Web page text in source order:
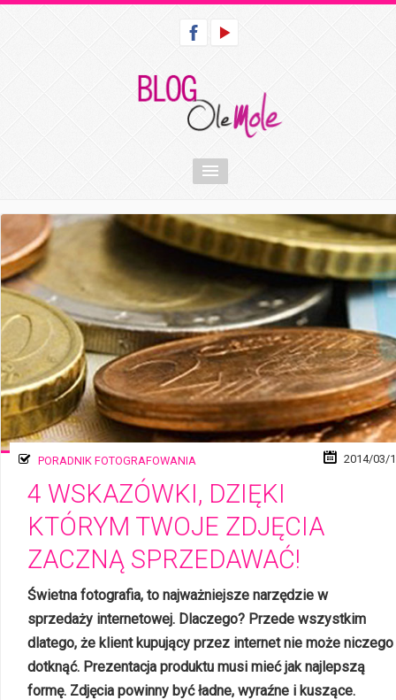
PORADNIK FOTOGRAFOWANIA 2014/03/
4 WSKAZÓWKI, DZIĘKI
KTÓRYM TWOJE ZDJĘCIA
ZACZNĄ SPRZEDAWAĆ!
Świetna fotografia, to najważniejsze narzędzie w
sprzedaży internetowej. Dlaczego? Przede wszystkim
dlatego, że klient kupujący przez internet nie może niczego
dotknąć. Prezentacja produktu musi mieć jak najlepszą
formę. Zdjęcia powinny być ładne, wyraźne i kuszące.